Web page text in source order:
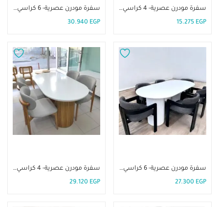
سفرة مودرن عصرية- 4 كراسي. DIR-64
15.275 EGP
سفرة مودرن عصرية- 6 كراسي. DIR-63
30.940 EGP
سفرة مودرن عصرية- 6 كراسي. DIR-62
27.300 EGP
سفرة مودرن عصرية- 4 كراسي. DIR-61
29.120 EGP